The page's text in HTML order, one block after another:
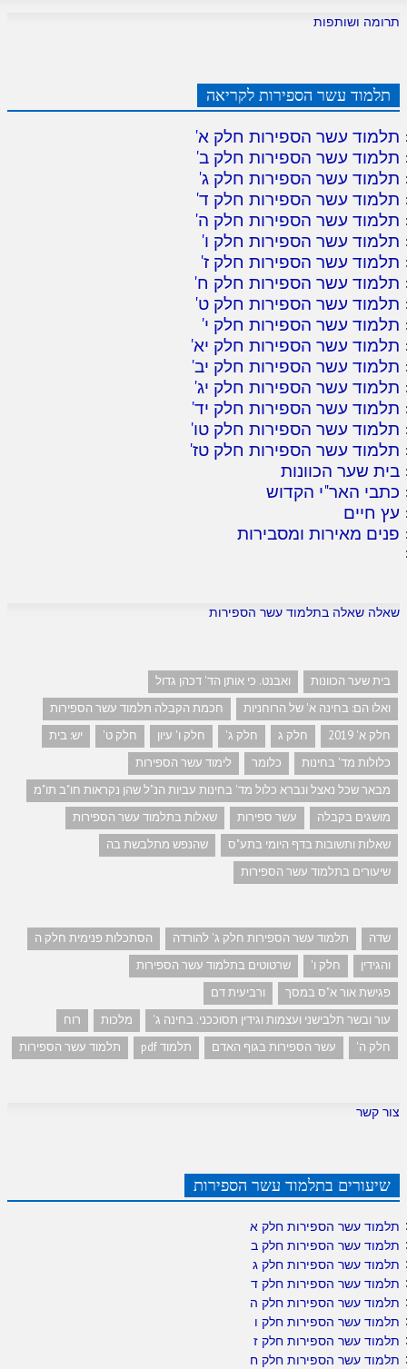
תרומה ושותפות
תלמוד עשר הספירות לקריאה
תלמוד עשר הספירות חלק א'
תלמוד עשר הספירות חלק ב'
תלמוד עשר הספירות חלק ג'
תלמוד עשר הספירות חלק ד'
תלמוד עשר הספירות חלק ה'
תלמוד עשר הספירות חלק ו'
תלמוד עשר הספירות חלק ז'
תלמוד עשר הספירות חלק ח'
תלמוד עשר הספירות חלק ט'
תלמוד עשר הספירות חלק י'
תלמוד עשר הספירות חלק יא'
תלמוד עשר הספירות חלק יב'
תלמוד עשר הספירות חלק יג'
תלמוד עשר הספירות חלק יד'
תלמוד עשר הספירות חלק טו'
תלמוד עשר הספירות חלק טז'
בית שער הכוונות
כתבי האר"י הקדוש
עץ חיים
פנים מאירות ומסבירות
שאלה שאלה בתלמוד עשר הספירות
בית שער הכוונות
ואבנט. כי אותן הד' דכהן גדול
ואלו הם: בחינה א' של הרוחניות
חכמת הקבלה תלמוד עשר הספירות
חלק א' 2019
חלק ג חלק ג' חלק ו' עיון חלק ט'
יש: בית
כלולות מד' בחינות
כלומר
לימוד עשר הספירות
מבאר שכל נאצל ונברא כלול מד' בחינות עביות הנ"ל שהן נקראות חו"ב תו"מ
מושגים בקבלה
עשר ספירות
שאלות בתלמוד עשר הספירות
שאלות ותשובות בדף היומי בתע"ס
שהנפש מתלבשת בה
שיעורים בתלמוד עשר הספירות
שדה תלמוד עשר הספירות חלק ג' להורדה
הסתכלות פנימית חלק ה
והגידין
חלק ו'
שרטוטים בתלמוד עשר הספירות
פגישת אור א"ס במסך
ורביעית דם
עור ובשר תלבישני ועצמות וגידין תסוככני. בחינה ג'
מלכות
רוח
חלק ה'
עשר הספירות בגוף האדם תלמוד pdf תלמוד עשר הספירות
צור קשר
שיעורים בתלמוד עשר הספירות
תלמוד עשר הספירות חלק א
תלמוד עשר הספירות חלק ב
תלמוד עשר הספירות חלק ג
תלמוד עשר הספירות חלק ד
תלמוד עשר הספירות חלק ה
תלמוד עשר הספירות חלק ו
תלמוד עשר הספירות חלק ז
תלמוד עשר הספירות חלק ח